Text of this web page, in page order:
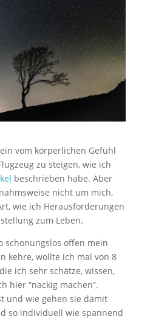
vom körperlichen Gefühl
zu steigen, wie ich
beschrieben habe. Aber
nicht um mich,
wie ich Herausforderungen
zum Leben.
schonungslos offen mein
kehre, wollte ich mal von 8
ich sehr schätze, wissen,
hier “nackig machen”.
und wie gehen sie damit
so individuell wie spannend